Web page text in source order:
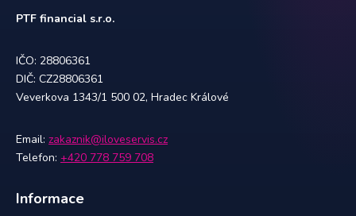
PTF financial s.r.o.
IČO: 28806361
DIČ: CZ28806361
Veverkova 1343/1 500 02, Hradec Králové
Email: zakaznik@iloveservis.cz
Telefon: +420 778 759 708
Informace